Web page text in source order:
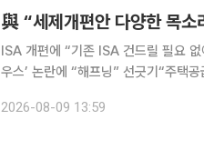
與 “세제개편안 다양한 목
ISA 개편에 “기존 ISA 건드릴 필요
우스’ 논란에 “해프닝” 선긋기“주택공급, 인허가
민주당은 8월 말 당정 조율을 거친 개
2026-08-09 13:59